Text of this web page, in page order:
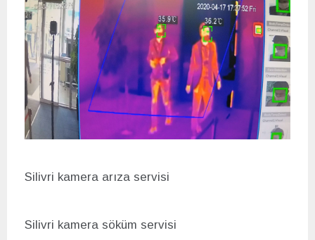
Silivri kamera arıza servisi
Silivri kamera söküm servisi